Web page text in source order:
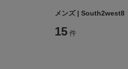
メンズ | South2west8
15 件